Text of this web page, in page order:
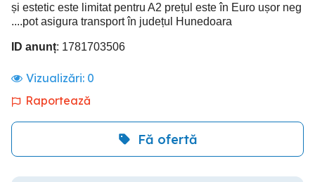
și estetic este limitat pentru A2 prețul este în Euro ușor neg
....pot asigura transport în județul Hunedoara
ID anunț: 1781703506
Vizualizări: 0
Raportează
Fă ofertă